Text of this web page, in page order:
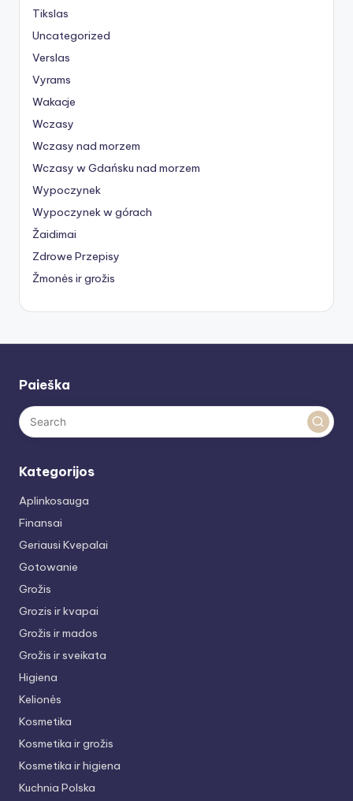
Tikslas
Uncategorized
Verslas
Vyrams
Wakacje
Wczasy
Wczasy nad morzem
Wczasy w Gdańsku nad morzem
Wypoczynek
Wypoczynek w górach
Žaidimai
Zdrowe Przepisy
Žmonės ir grožis
Paieška
Kategorijos
Aplinkosauga
Finansai
Geriausi Kvepalai
Gotowanie
Grožis
Grozis ir kvapai
Grožis ir mados
Grožis ir sveikata
Higiena
Kelionės
Kosmetika
Kosmetika ir grožis
Kosmetika ir higiena
Kuchnia Polska